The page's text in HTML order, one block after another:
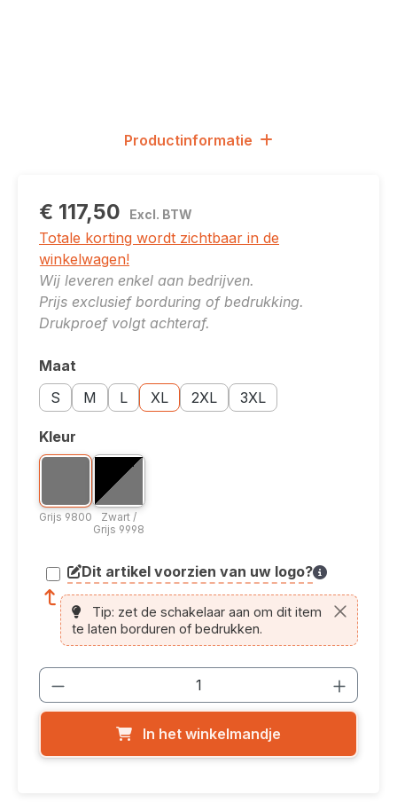
Productinformatie
€ 117,50 Excl. BTW
Totale korting wordt zichtbaar in de
winkelwagen!
Wij leveren enkel aan bedrijven.
Prijs exclusief borduring of bedrukking.
Drukproef volgt achteraf.
Selecteer
Maat
S
Maatoptie: S
M
Maatoptie: M
L
Maatoptie: L
XL
Maatoptie: XL
2XL
Maatoptie: 2XL
3XL
Maatoptie: 3XL
Selecteer
Kleur
Grijs 9800
Kleuroptie: Grijs 9800
Grijs 9800
Bicolor optie: Zwart / Grijs 9998
Zwart /
Grijs 9998
Dit artikel voorzien van uw logo?
article.printing.helptext
Tip: zet de schakelaar aan om dit item
te laten borduren of bedrukken.
Producthoeveelheid: Voer de
In het winkelmandje